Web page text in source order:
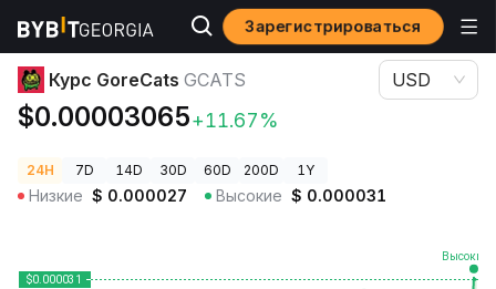
Зарегистрироваться
Цены криптовалют Курс GoreCats GCATS
Курс GoreCats GCATS
$0.00003065+11.67%
USD
24H 7D 14D 30D 60D 200D 1Y
Низкие $ 0.000027 Высокие $ 0.000031